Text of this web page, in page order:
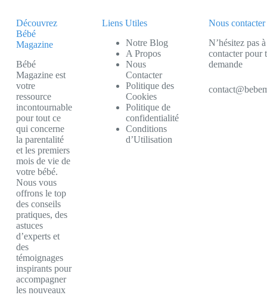
Découvrez
Bébé
Magazine
Bébé
Magazine est
votre
ressource
incontournable
pour tout ce
qui concerne
la parentalité
et les premiers
mois de vie de
votre bébé.
Nous vous
offrons le top
des conseils
pratiques, des
astuces
d’experts et
des
témoignages
inspirants pour
accompagner
les nouveaux
Liens Utiles
Notre Blog
A Propos
Nous
Contacter
Politique des
Cookies
Politique de
confidentialité
Conditions
d’Utilisation
Nous contacter
N’hésitez pas
contacter pour
demande